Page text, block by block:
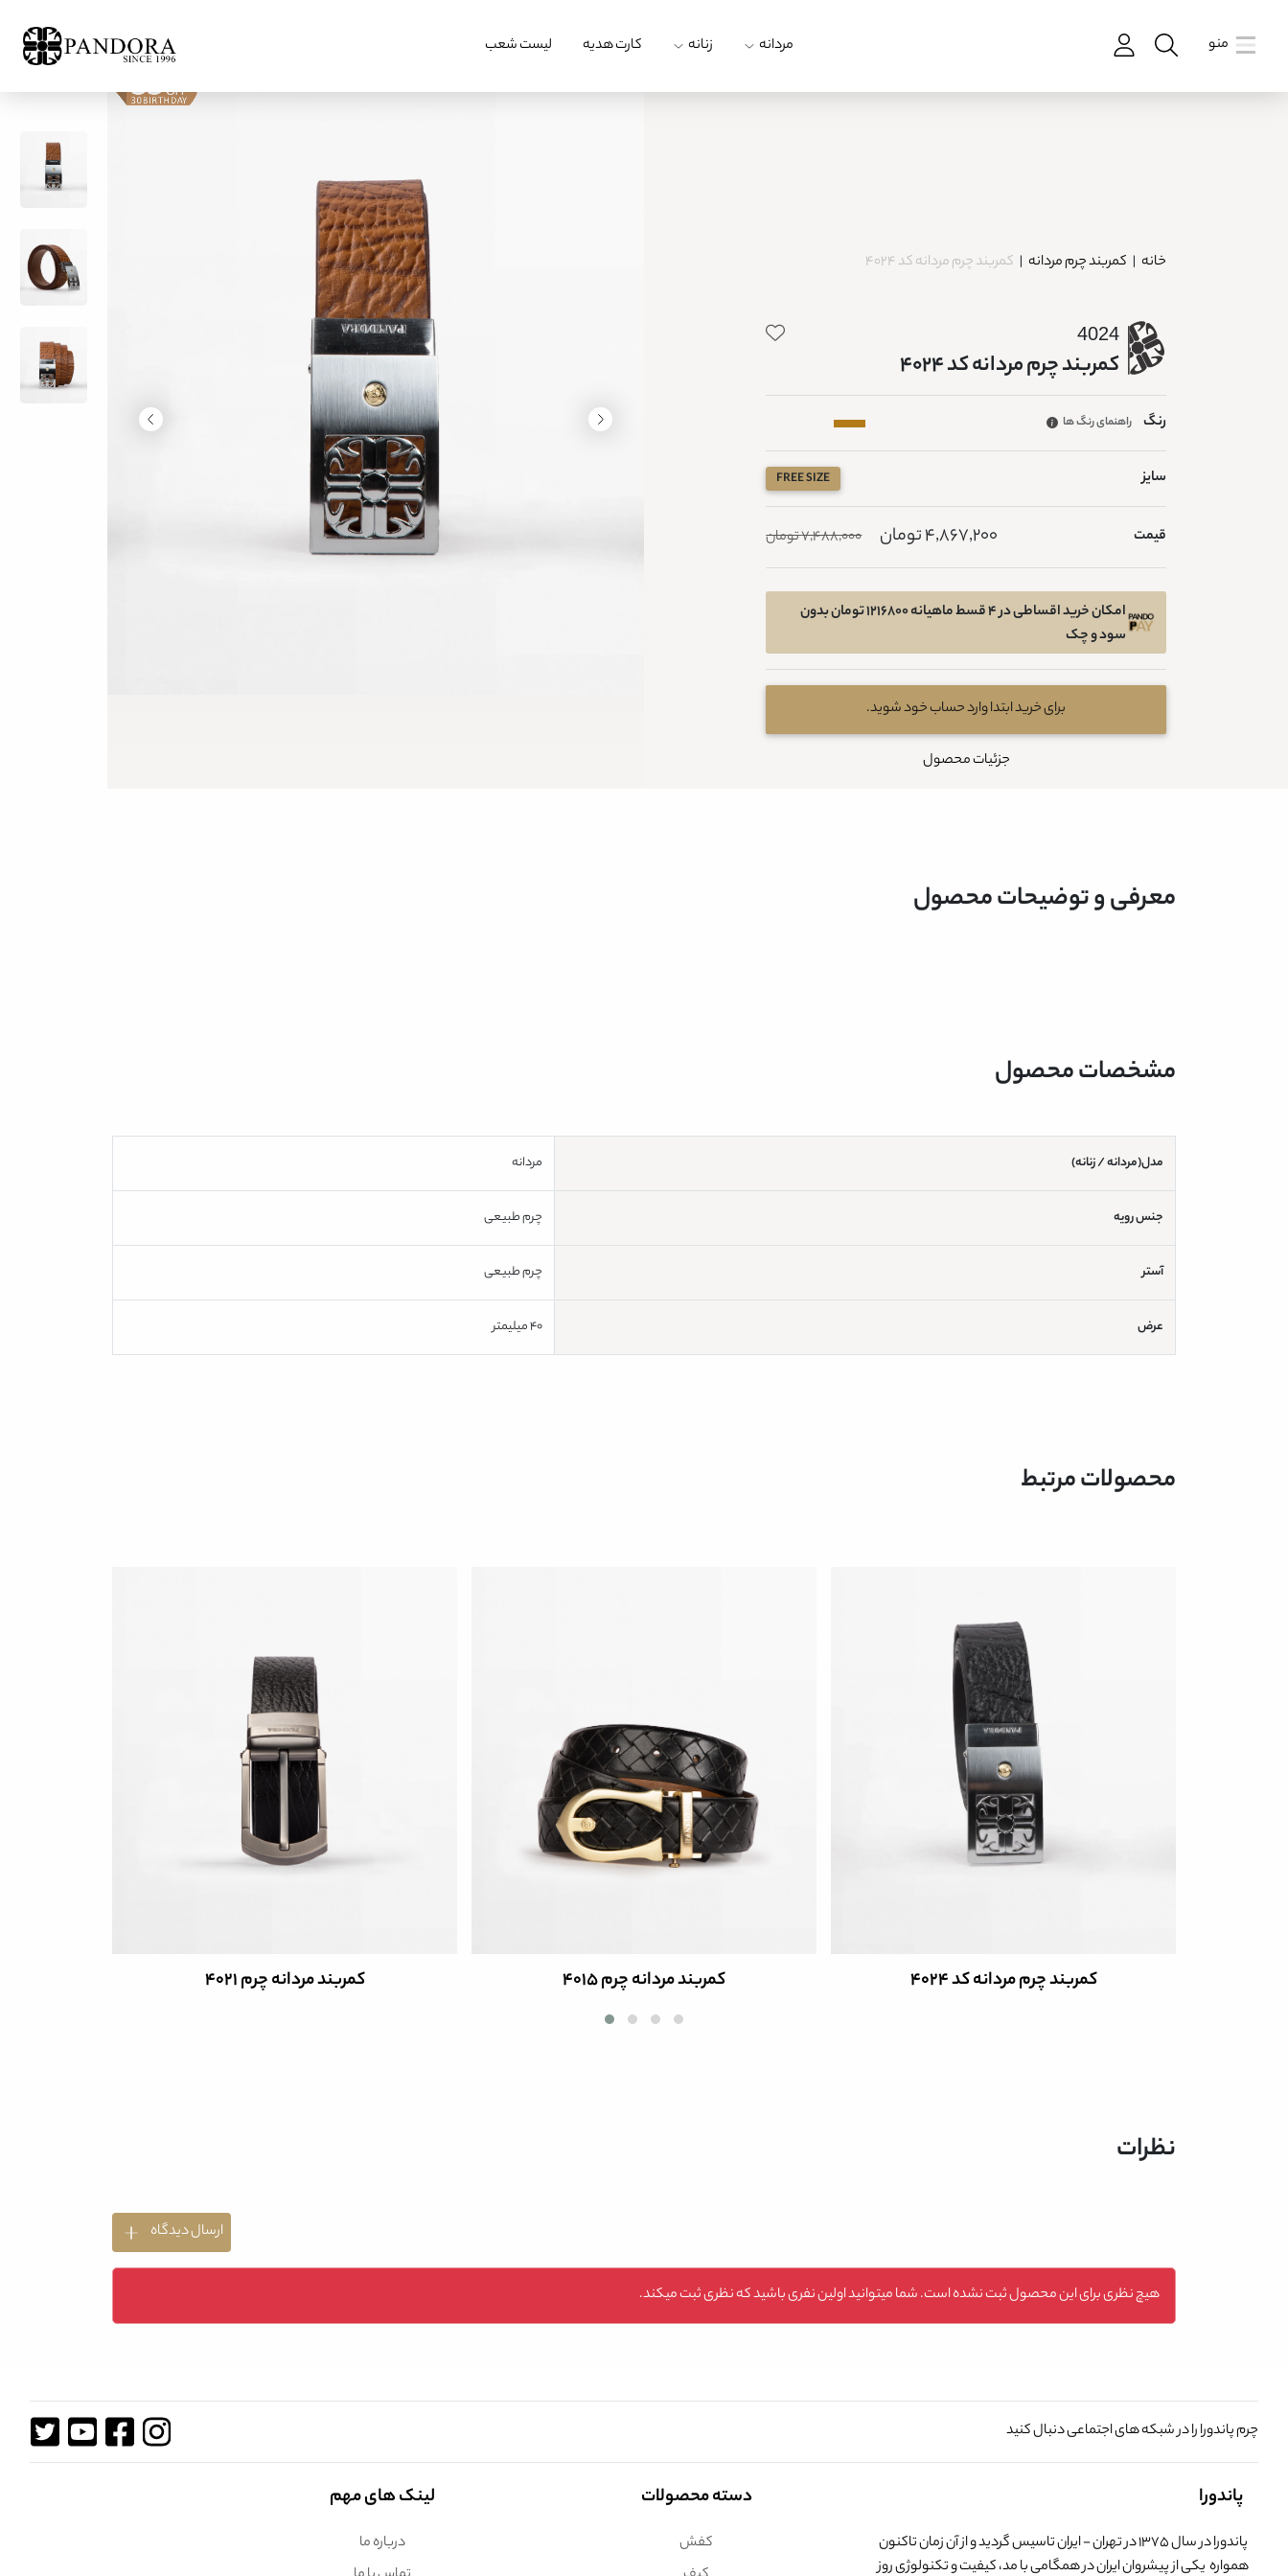
منو مردانه زنانه کارت هدیه لیست شعب
خانه | کمربند چرم مردانه | کمربند چرم مردانه کد 4024
4024
کمربند چرم مردانه کد 4024
رنگ راهنمای رنگ ها
سایز FREE SIZE
قیمت 4,867,200 تومان 7,488,000 تومان
امکان خرید اقساطی در 4 قسط ماهیانه 1216800 تومان بدون
سود و چک
برای خرید ابتدا وارد حساب خود شوید.
جزئیات محصول
معرفی و توضیحات محصول
مشخصات محصول
مدل(مردانه / زنانه) مردانه
جنس رویه چرم طبیعی
آستر چرم طبیعی
عرض 40 میلیمتر
محصولات مرتبط
کمربند چرم مردانه کد 4024 کمربند مردانه چرم 4015 کمربند مردانه چرم 4021
نظرات
ارسال دیدگاه
هیچ نظری برای این محصول ثبت نشده است. شما میتوانید اولین نفری باشید که نظری ثبت میکند.
چرم پاندورا را در شبکه های اجتماعی دنبال کنید
پاندورا
پاندورا در سال 1375 در تهران - ایران تاسیس گردید و از آن زمان تاکنون
همواره یکی از پیشروان ایران در همگامی با مد، کیفیت و تکنولوژی روز
دسته محصولات
کفش
لینک های مهم
درباره ما